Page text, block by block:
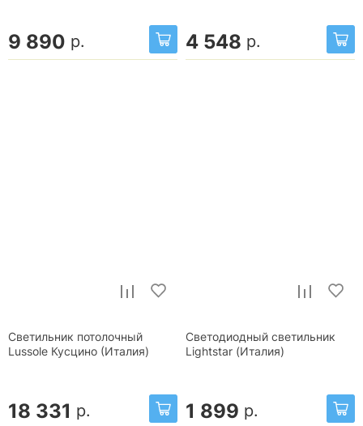
9 890 р. 4 548 р.
Светильник потолочный
Lussole Кусцино (Италия)
18 331 р.
Светодиодный светильник
Lightstar (Италия)
1 899 р.